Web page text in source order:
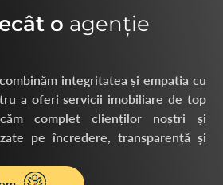
o agenție
integritatea și empatia cu
a oferi servicii imobiliare de top
complet clienților noștri și
pe încredere, transparență și